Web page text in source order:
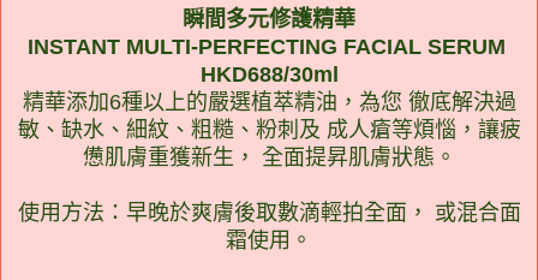
瞬間多元修護精華
INSTANT MULTI-PERFECTING FACIAL SERUM
HKD688/30ml
精華添加6種以上的嚴選植萃精油，為您 徹底解決過
敏、缺水、細紋、粗糙、粉刺及 成人瘡等煩惱，讓疲
憊肌膚重獲新生， 全面提昇肌膚狀態。
使用方法：早晚於爽膚後取數滴輕拍全面， 或混合面
霜使用。